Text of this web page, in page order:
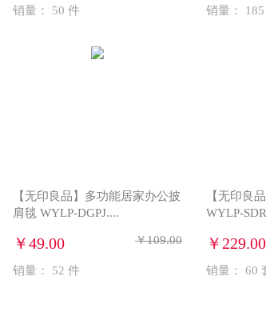
销量： 50 件 销量： 185
【无印良品】多功能居家办公披
肩毯 WYLP-DGPJ....
￥49.00 ￥109.00
销量： 52 件
【无印良
WYLP-
￥229.00
销量： 60